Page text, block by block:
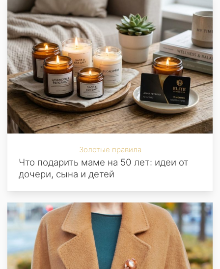
Золотые правила
Что подарить маме на 50 лет: идеи от
дочери, сына и детей